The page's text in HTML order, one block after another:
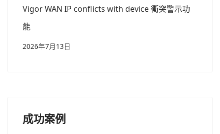
Vigor WAN IP conflicts with device 衝突警示功
能
2026年7月13日
成功案例